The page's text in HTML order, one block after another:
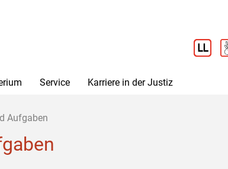
Service Karriere in der Justiz
Aufgaben